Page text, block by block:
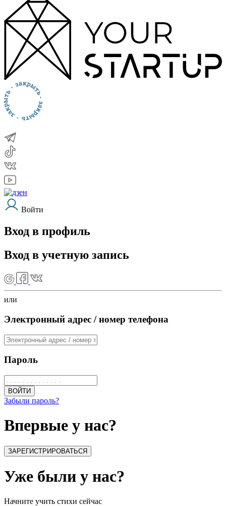
Войти
Вход в профиль
Вход в учетную запись
или
Электронный адрес / номер телефона
Пароль
ВОЙТИ
Забыли пароль?
Впервые у нас?
ЗАРЕГИСТРИРОВАТЬСЯ
Уже были у нас?
Начните учить стихи сейчас